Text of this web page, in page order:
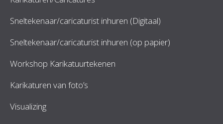
Sneltekenaar/caricaturist inhuren (Digitaal)
Sneltekenaar/caricaturist inhuren (op papier)
Workshop Karikatuurtekenen
Karikaturen van foto’s
Visualizing